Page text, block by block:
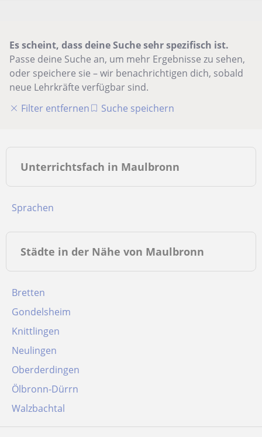
Es scheint, dass deine Suche sehr spezifisch ist.
Passe deine Suche an, um mehr Ergebnisse zu sehen,
oder speichere sie – wir benachrichtigen dich, sobald
neue Lehrkräfte verfügbar sind.
Filter entfernen
Suche speichern
Unterrichtsfach in Maulbronn
Sprachen
Städte in der Nähe von Maulbronn
Bretten
Gondelsheim
Knittlingen
Neulingen
Oberderdingen
Ölbronn-Dürrn
Walzbachtal